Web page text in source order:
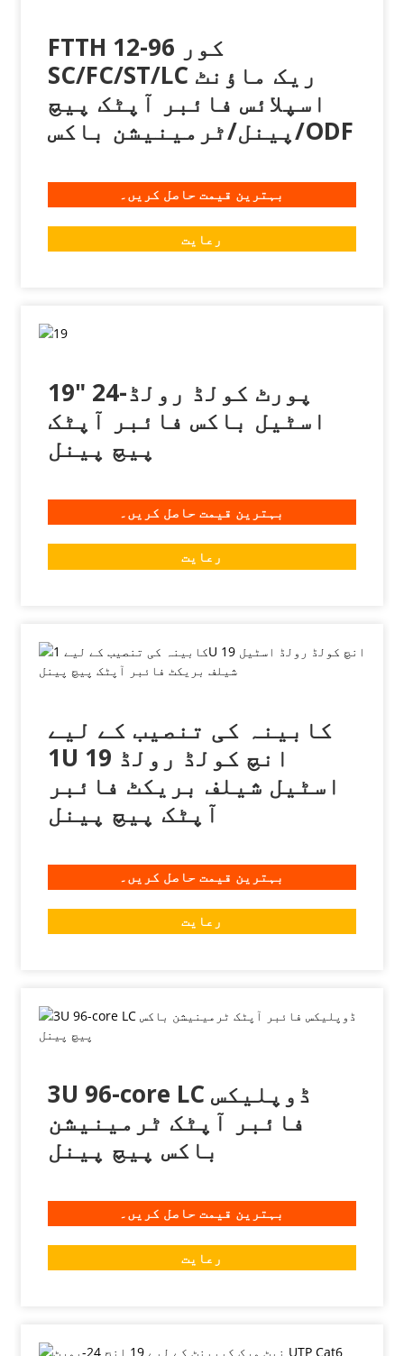
FTTH 12-96 کور
SC/FC/ST/LC ریک ماؤنٹ
اسپلائس فائبر آپٹک پیچ
پینل/ٹرمینیشن باکس/ODF
بہترین قیمت حاصل کریں۔
رعایت
19" 24-پورٹ کولڈ رولڈ
اسٹیل باکس فائبر آپٹک
پیچ پینل
بہترین قیمت حاصل کریں۔
رعایت
کابینہ کی تنصیب کے لیے
1U 19 انچ کولڈ رولڈ
اسٹیل شیلف بریکٹ فائبر
آپٹک پیچ پینل
بہترین قیمت حاصل کریں۔
رعایت
3U 96-core LC ڈوپلیکس
فائبر آپٹک ٹرمینیشن
باکس پیچ پینل
بہترین قیمت حاصل کریں۔
رعایت